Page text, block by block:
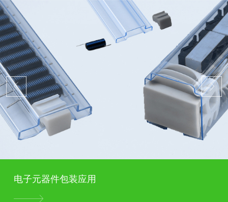
电子元器件包装应用